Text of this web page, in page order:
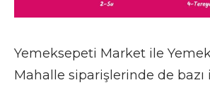
Yemeksepeti Market ile
Mahalle siparişlerinde de bazı